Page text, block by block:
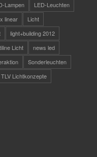
Lampen
LED-Leuchten
linear
Licht
light+building 2012
Licht
news led
Sonderleuchten
TLV Lichtkonzepte